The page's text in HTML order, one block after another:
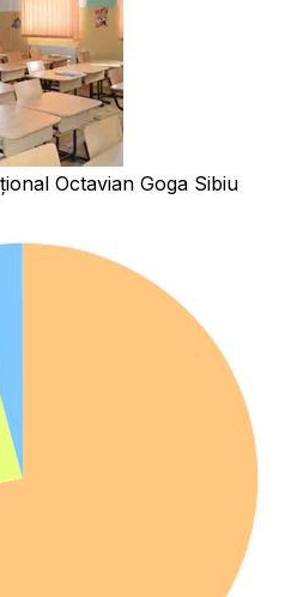
Octavian Goga Sibiu